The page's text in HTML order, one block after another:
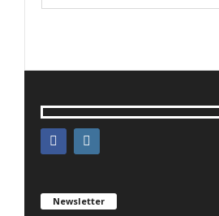
Newsletter